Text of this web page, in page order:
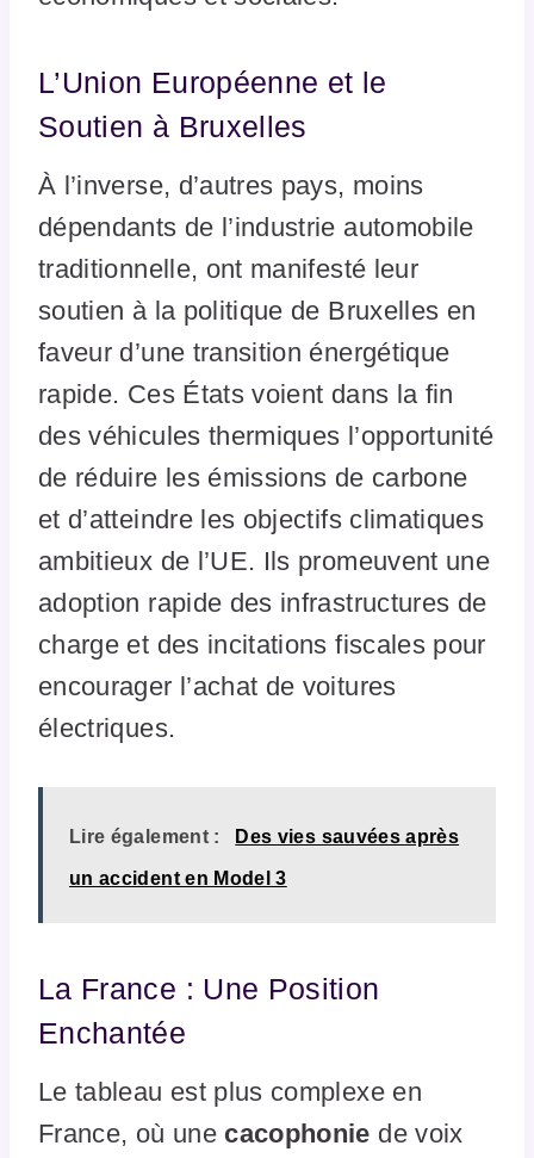
L’Union Européenne et le
Soutien à Bruxelles
À l’inverse, d’autres pays, moins
dépendants de l’industrie automobile
traditionnelle, ont manifesté leur
soutien à la politique de Bruxelles en
faveur d’une transition énergétique
rapide. Ces États voient dans la fin
des véhicules thermiques l’opportunité
de réduire les émissions de carbone
et d’atteindre les objectifs climatiques
ambitieux de l’UE. Ils promeuvent une
adoption rapide des infrastructures de
charge et des incitations fiscales pour
encourager l’achat de voitures
électriques.
Lire également : Des vies sauvées après
un accident en Model 3
La France : Une Position
Enchantée
Le tableau est plus complexe en
France, où une cacophonie de voix